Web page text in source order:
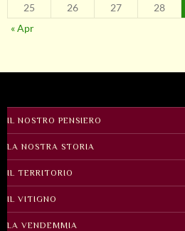
25
26 27 28
« Apr
IL NOSTRO PENSIERO
LA NOSTRA STORIA
IL TERRITORIO
IL VITIGNO
LA VENDEMMIA